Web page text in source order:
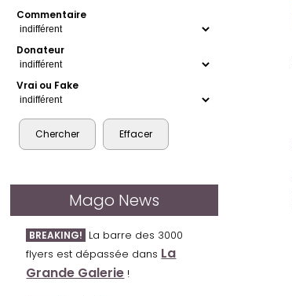
Commentaire
Donateur
Vrai ou Fake
Mago News
BREAKING! La barre des 3000
flyers est dépassée dans La
Grande Galerie !